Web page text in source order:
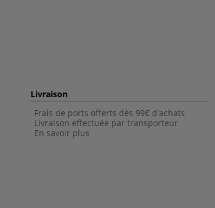
Livraison
Frais de ports offerts dès 99€ d'achats
Livraison effectuée par transporteur
En savoir plus